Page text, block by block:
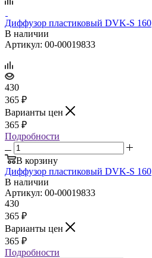
Диффузор пластиковый DVK‑S 160
В наличии
Артикул: 00-00019833
430
365 ₽
Варианты цен
365 ₽
Подробности
В корзину
Диффузор пластиковый DVK‑S 160
В наличии
Артикул: 00-00019833
430
365 ₽
Варианты цен
365 ₽
Подробности